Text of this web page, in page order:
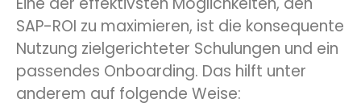
SAP-ROI zu maximieren, ist die konsequente
Nutzung zielgerichteter Schulungen und ein
passendes Onboarding. Das hilft unter
anderem auf folgende Weise: